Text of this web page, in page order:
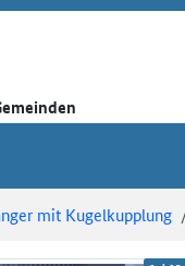
mit Kugelkupplung